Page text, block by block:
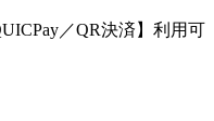
／QR決済】利用可